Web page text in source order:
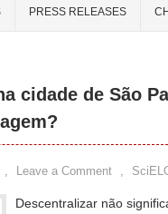
PRESS RELEASES
cidade de São
, Leave a Comment ,
Descentralizar não